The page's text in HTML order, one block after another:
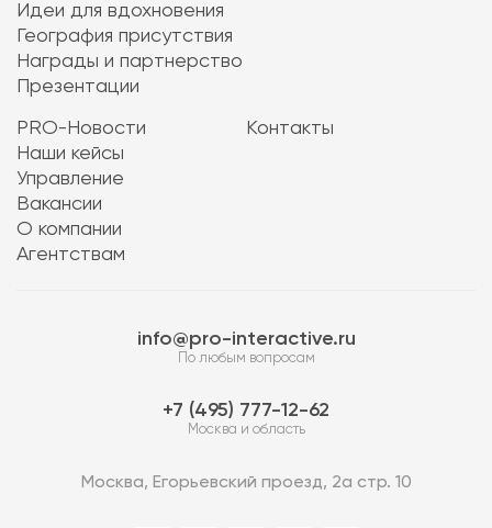
Идеи для вдохновения
География присутствия
Награды и партнерство
Презентации
PRO-Новости
Наши кейсы
Управление
Вакансии
О компании
Агентствам
Контакты
info@pro-interactive.ru
По любым вопросам
7 (495) 777-12-62
Москва и область
Москва, Егорьевский проезд, 2а стр. 10